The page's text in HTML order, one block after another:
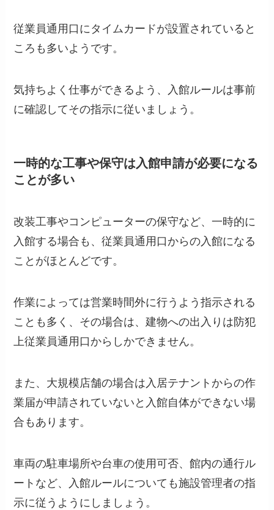
従業員通用口にタイムカードが設置されていると
ころも多いようです。
気持ちよく仕事ができるよう、入館ルールは事前
に確認してその指示に従いましょう。
一時的な工事や保守は入館申請が必要になる
ことが多い
改装工事やコンピューターの保守など、一時的に
入館する場合も、従業員通用口からの入館になる
ことがほとんどです。
作業によっては営業時間外に行うよう指示される
ことも多く、その場合は、建物への出入りは防犯
上従業員通用口からしかできません。
また、大規模店舗の場合は入居テナントからの作
業届が申請されていないと入館自体ができない場
合もあります。
車両の駐車場所や台車の使用可否、館内の通行ル
ートなど、入館ルールについても施設管理者の指
示に従うようにしましょう。